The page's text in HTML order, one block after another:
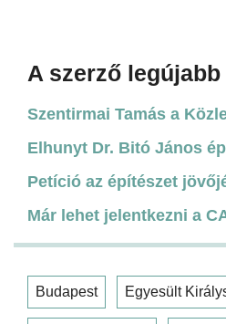
A szerző
Szentirmai Tamás a
Elhunyt Dr. Bitó János
Petíció az építészet
Már lehet jelentkezni a
Budapest Egyesült